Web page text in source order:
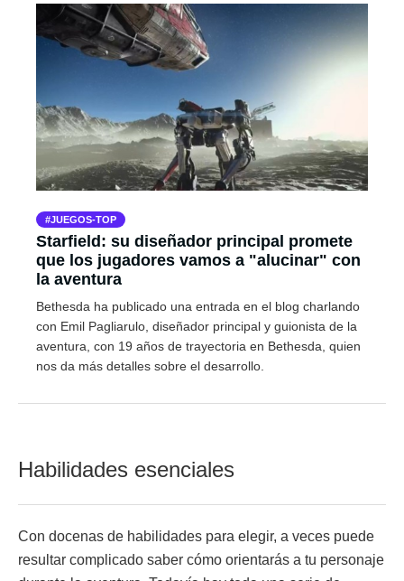
JUEGOS-TOP
Starfield: su diseñador principal promete
que los jugadores vamos a "alucinar" con
la aventura
Bethesda ha publicado una entrada en el blog charlando
con Emil Pagliarulo, diseñador principal y guionista de la
aventura, con 19 años de trayectoria en Bethesda, quien
nos da más detalles sobre el desarrollo.
Habilidades esenciales
Con docenas de habilidades para elegir, a veces puede
resultar complicado saber cómo orientarás a tu personaje